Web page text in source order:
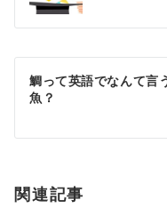
ビ
ン
鯛って英語でなんて言
魚？
関連記事